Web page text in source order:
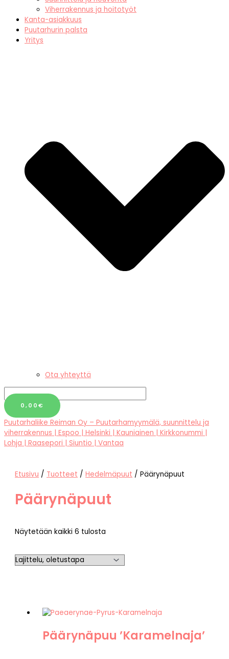
Viherrakennus ja hoitotyöt
Kanta-asiakkuus
Puutarhurin palsta
Yritys
Ota yhteyttä
0,00 €
Puutarhaliike Reiman Oy – Puutarhamyymälä, suunnittelu ja
viherrakennus | Espoo | Helsinki | Kauniainen | Kirkkonummi |
Lohja | Raasepori | Siuntio | Vantaa
Etusivu / Tuotteet /Hedelmäpuut / Päärynäpuut
Päärynäpuut
Näytetään kaikki 6 tulosta
Päärynäpuu ’Karamelnaja’